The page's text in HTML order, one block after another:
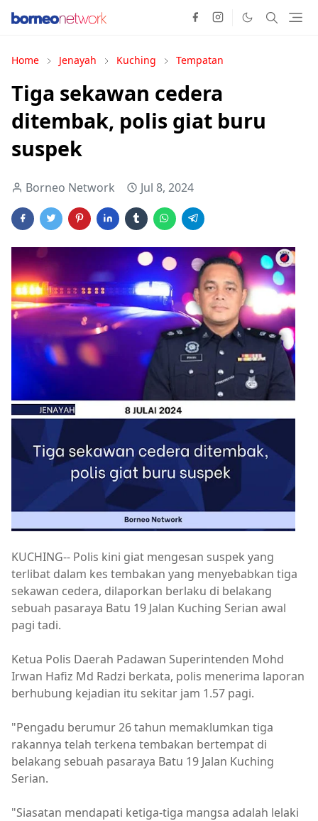
Home Jenayah Kuching Tempatan
Tiga sekawan cedera
ditembak, polis giat buru
suspek
Borneo Network Jul 8, 2024
KUCHING-- Polis kini giat mengesan suspek yang
terlibat dalam kes tembakan yang menyebabkan tiga
sekawan cedera, dilaporkan berlaku di belakang
sebuah pasaraya Batu 19 Jalan Kuching Serian awal
pagi tadi.
Ketua Polis Daerah Padawan Superintenden Mohd
Irwan Hafiz Md Radzi berkata, polis menerima laporan
berhubung kejadian itu sekitar jam 1.57 pagi.
"Pengadu berumur 26 tahun memaklumkan tiga
rakannya telah terkena tembakan bertempat di
belakang sebuah pasaraya Batu 19 Jalan Kuching
Serian.
"Siasatan mendapati ketiga-tiga mangsa adalah lelaki